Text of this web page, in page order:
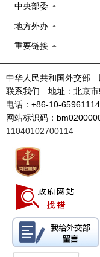
中央部委
地方外办
重要链接
中华人民共和国外交部
联系我们 地址：北京
电话：+86-10-65961114
网站标识码：
11040102700114